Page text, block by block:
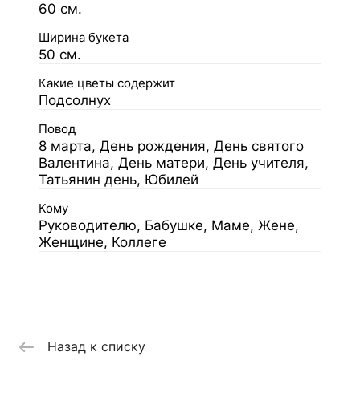
60 см.
Ширина букета
50 см.
Какие цветы содержит
Подсолнух
Повод
8 марта, День рождения, День святого
Валентина, День матери, День учителя,
Татьянин день, Юбилей
Кому
Руководителю, Бабушке, Маме, Жене,
Женщине, Коллеге
Назад к списку